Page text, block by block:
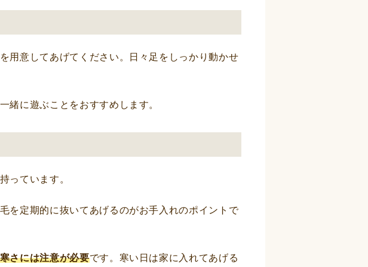
用意してあげてください。日々足をしっかり動かせ
緒に遊ぶことをおすすめします。
っています。
を定期的に抜いてあげるのがお手入れのポイントで
さには注意が必要です。寒い日は家に入れてあげる